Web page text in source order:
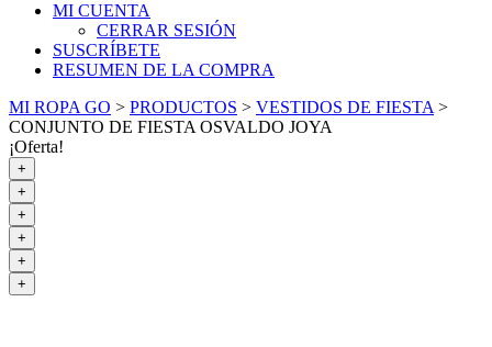
MI CUENTA
CERRAR SESIÓN
SUSCRÍBETE
RESUMEN DE LA COMPRA
MI ROPA GO > PRODUCTOS > VESTIDOS DE FIESTA >
CONJUNTO DE FIESTA OSVALDO JOYA
¡Oferta!
+
+
+
+
+
+